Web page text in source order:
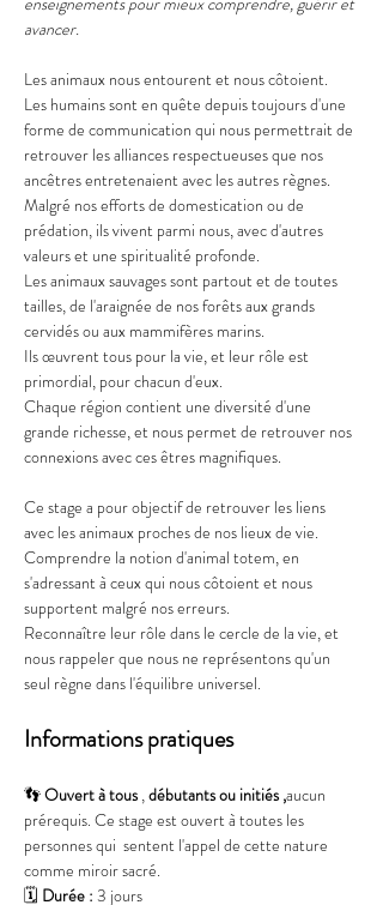
avancer.
Les animaux nous entourent et nous côtoient.
Les humains sont en quête depuis toujours d'une
forme de communication qui nous permettrait de
retrouver les alliances respectueuses que nos
ancêtres entretenaient avec les autres règnes.
Malgré nos efforts de domestication ou de
prédation, ils vivent parmi nous, avec d'autres
valeurs et une spiritualité profonde.
Les animaux sauvages sont partout et de toutes
tailles, de l'araignée de nos forêts aux grands
cervidés ou aux mammifères marins.
Ils œuvrent tous pour la vie, et leur rôle est
primordial, pour chacun d'eux.
Chaque région contient une diversité d'une
grande richesse, et nous permet de retrouver nos
connexions avec ces êtres magnifiques.
Ce stage a pour objectif de retrouver les liens
avec les animaux proches de nos lieux de vie.
Comprendre la notion d'animal totem, en
s'adressant à ceux qui nous côtoient et nous
supportent malgré nos erreurs.
Reconnaître leur rôle dans le cercle de la vie, et
nous rappeler que nous ne représentons qu'un
seul règne dans l'équilibre universel.
Informations pratiques
👣 Ouvert à tous , débutants ou initiés ,aucun
prérequis. Ce stage est ouvert à toutes les
personnes qui  sentent l'appel de cette nature
comme miroir sacré.
🗓️ Durée : 3 jours